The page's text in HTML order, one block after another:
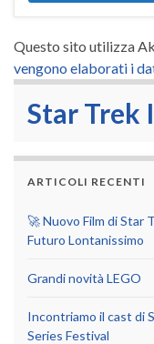
Questo sito utilizza
vengono elaborati i
Star Trek
ARTICOLI RECENTI
🚀 Nuovo Film di Star
Futuro Lontanissimo
Grandi novità LEGO
Incontriamo il cast di
Series Festival